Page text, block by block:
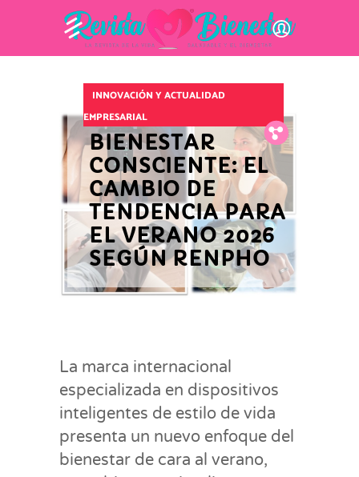
Fb.
Tw.
Pin.
INNOVACIÓN Y ACTUALIDAD
EMPRESARIAL
BIENESTAR
CONSCIENTE: EL
CAMBIO DE
TENDENCIA PARA
EL VERANO 2026
SEGÚN RENPHO
La marca internacional
especializada en dispositivos
inteligentes de estilo de vida
presenta un nuevo enfoque del
bienestar de cara al verano,